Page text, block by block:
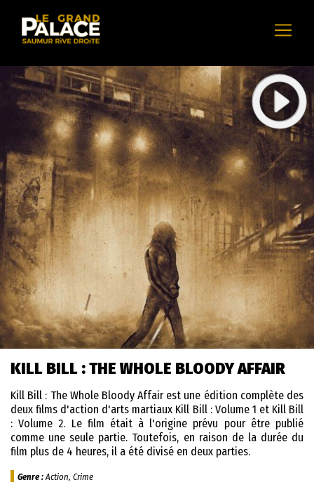
KILL BILL : THE WHOLE BLOODY AFFAIR
Kill Bill : The Whole Bloody Affair est une édition complète des
deux films d'action d'arts martiaux Kill Bill : Volume 1 et Kill Bill
: Volume 2. Le film était à l'origine prévu pour être publié
comme une seule partie. Toutefois, en raison de la durée du
film plus de 4 heures, il a été divisé en deux parties.
Genre :Action, Crime